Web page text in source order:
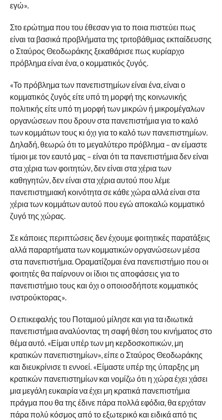
εγώ».
Στο ερώτημα που του έθεσαν για το ποια πιστεύει πως
είναι τα βασικά προβλήματα της τριτοβάθμιας εκπαίδευσης
ο Σταύρος Θεοδωράκης ξεκαθάρισε πως κυρίαρχο
πρόβλημα είναι ένα, ο κομματικός ζυγός.
«Το πρόβλημα των πανεπιστημίων είναι ένα, είναι ο
κομματικός ζυγός είτε υπό τη μορφή της κοινωνικής
πολιτικής είτε υπό τη μορφή των μικρών ή μικρομέγαλων
οργανώσεων που δρουν στα πανεπιστήμια για το καλό
των κομμάτων τους κι όχι για το καλό των πανεπιστημίων.
Δηλαδή, θεωρώ ότι το μεγαλύτερο πρόβλημα – αν είμαστε
τίμιοι με τον εαυτό μας – είναι ότι τα πανεπιστήμια δεν είναι
στα χέρια των φοιτητών, δεν είναι στα χέρια των
καθηγητών, δεν είναι στα χέρια αυτού που λέμε
πανεπιστημιακή κοινότητα σε κάθε χώρα αλλά είναι στα
χέρια των κομμάτων αυτού που εγώ αποκαλώ κομματικό
ζυγό της χώρας.
Σε κάποιες περιπτώσεις δεν έχουμε φοιτητικές παρατάξεις
αλλά παραρτήματα των κομματικών οργανώσεων μέσα
στα πανεπιστήμια. Οραματίζομαι ένα πανεπιστήμιο που οι
φοιτητές θα παίρνουν οι ίδιοι τις αποφάσεις για το
πανεπιστήμιο τους και όχι ο οποιοσδήποτε κομματικός
ινστρούκτορας».
Ο επικεφαλής του Ποταμιού μίλησε και για τα ιδιωτικά
πανεπιστήμια αναλύοντας τη σαφή θέση του κινήματος στο
θέμα αυτό. «Είμαι υπέρ των μη κερδοσκοπικών, μη
κρατικών πανεπιστημίων», είπε ο Σταύρος Θεοδωράκης
και διευκρίνισε τι εννοεί. «Είμαστε υπέρ της ύπαρξης μη
κρατικών πανεπιστημίων και νομίζω ότι η χώρα έχει χάσει
μια μεγάλη ευκαιρία να έχει μη κρατικά πανεπιστήμια
πράγμα που θα της έδινε πάρα πολλά εφόδια, θα ερχόταν
πάρα πολύ κόσμος από το εξωτερικό και ειδικά από τις